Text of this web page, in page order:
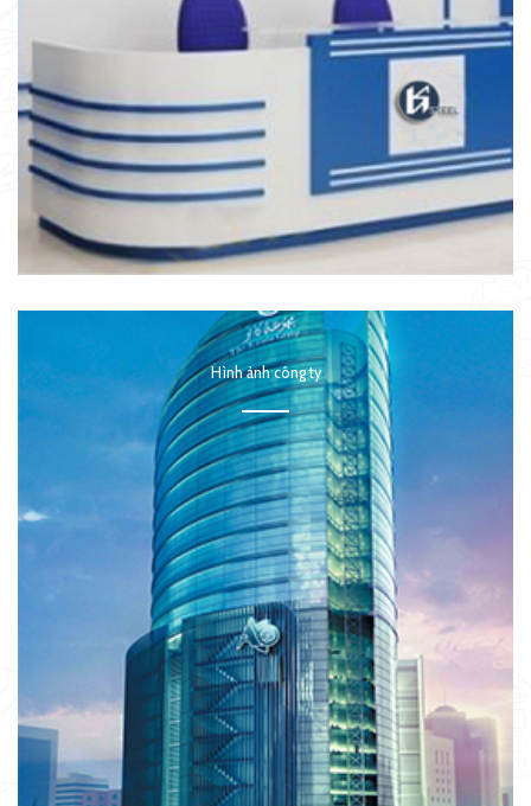
Hình ảnh công ty